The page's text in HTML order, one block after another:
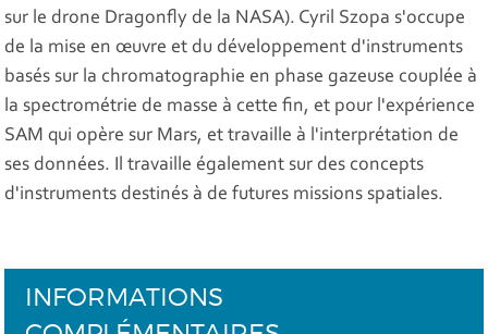
sur le drone Dragonfly de la NASA). Cyril Szopa s'occupe
de la mise en œuvre et du développement d'instruments
basés sur la chromatographie en phase gazeuse couplée à
la spectrométrie de masse à cette fin, et pour l'expérience
SAM qui opère sur Mars, et travaille à l'interprétation de
ses données. Il travaille également sur des concepts
d'instruments destinés à de futures missions spatiales.
INFORMATIONS